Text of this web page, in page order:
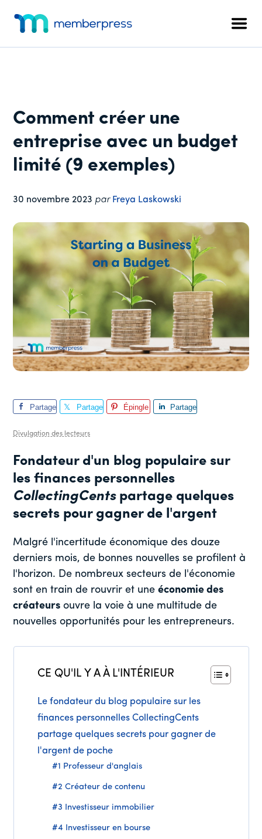
content
barre
de
supplémentaire
en-
un
Comment créer une
entreprise avec un budget
limité (9 exemples)
30 novembre 2023 par Freya Laskowski
Partage
Partage
Épingle
Partage
Divulgation des lecteurs
Fondateur d'un blog populaire sur
les finances personnelles
CollectingCentspartage quelques
secrets pour gagner de l'argent
Malgré l'incertitude économique des douze
derniers mois, de bonnes nouvelles se profilent à
l'horizon. De nombreux secteurs de l'économie
sont en train de rouvrir et uneéconomie des
créateurs ouvre la voie à une multitude de
nouvelles opportunités pour les entrepreneurs.
CE QU'IL Y A À L'INTÉRIEUR
Le fondateur du blog populaire sur les
finances personnelles CollectingCents
partage quelques secrets pour gagner de
l'argent de poche
#1 Professeur d'anglais
#2 Créateur de contenu
#3 Investisseur immobilier
#4 Investisseur en bourse